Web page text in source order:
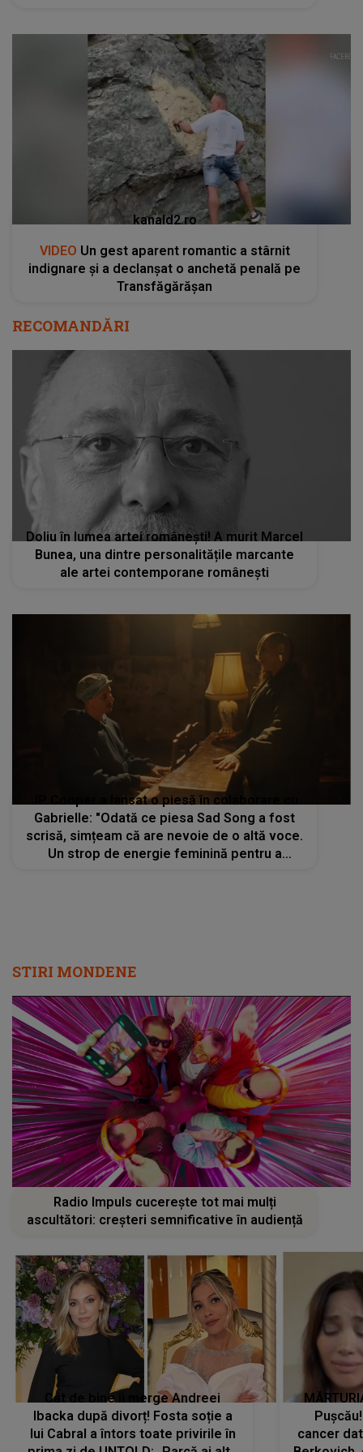
kanald2.ro
VIDEO Un gest aparent romantic a stârnit
indignare și a declanșat o anchetă penală pe
Transfăgărășan
RECOMANDĂRI
Doliu în lumea artei românești! A murit Marcel
Bunea, una dintre personalitățile marcante
ale artei contemporane românești
JP Cooper a lansat o piesă în colaborare cu
Gabrielle: "Odată ce piesa Sad Song a fost
scrisă, simțeam că are nevoie de o altă voce.
Un strop de energie feminină pentru a
STIRI MONDENE
Radio Impuls cucerește tot mai mulți
ascultători: creșteri semnificative în audiență
Cât de bine îi merge Andreei
Ibacka după divorț! Fosta soție a
lui Cabral a întors toate privirile în
cancer